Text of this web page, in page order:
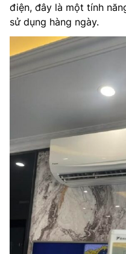
điện, đây là một tính
sử dụng hàng ngày.